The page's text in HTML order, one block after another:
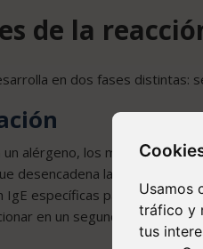
Usamos
tráfico y
tus
de la
en dos fases distintas:
alérgeno, los macrófagos
desencadena la producción
IgE específicas para ese
en un segundo contacto